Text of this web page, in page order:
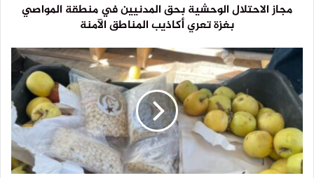
مجاز الاحتلال الوحشية بحق المدنيين في منطقة المواصي
بغزة تعري أكاذيب المناطق الآمنة